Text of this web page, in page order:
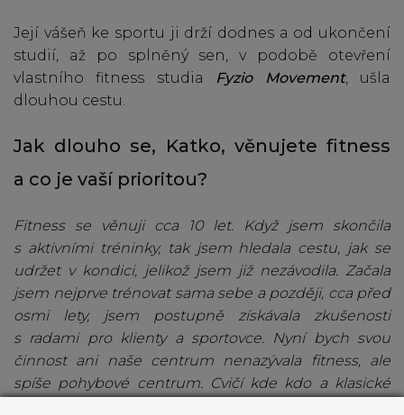
Její vášeň ke sportu ji drží dodnes a od ukončení
studií, až po splněný sen, v podobě otevření
vlastního fitness studia Fyzio Movement, ušla
dlouhou cestu.
Jak dlouho se, Katko, věnujete fitness
a co je vaší prioritou?
Fitness se věnuji cca 10 let. Když jsem skončila
s aktivními tréninky, tak jsem hledala cestu, jak se
udržet v kondici, jelikož jsem již nezávodila. Začala
jsem nejprve trénovat sama sebe a později, cca před
osmi lety, jsem postupně získávala zkušenosti
s radami pro klienty a sportovce. Nyní bych svou
činnost ani naše centrum nenazývala fitness, ale
spíše pohybové centrum. Cvičí kde kdo a klasické